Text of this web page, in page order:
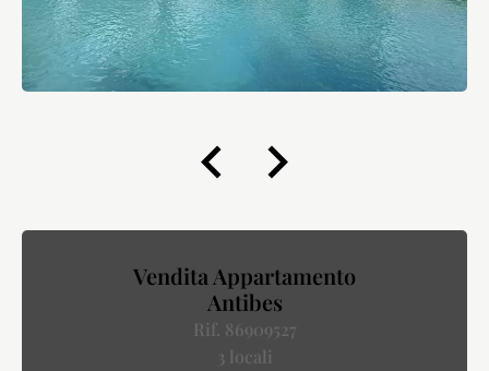
Vendita Appartamento
Antibes
Rif. 86909527
3 locali